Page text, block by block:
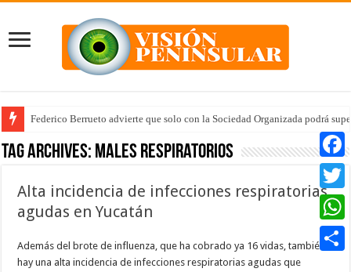
Federico Berrueto advierte que solo con la Sociedad Organizada podrá
Tag Archives: males respiratorios
Alta incidencia de infecciones respiratorias
agudas en Yucatán
Además del brote de influenza, que ha cobrado ya 16 vidas, también
hay una alta incidencia de infecciones respiratorias agudas que
Twitter